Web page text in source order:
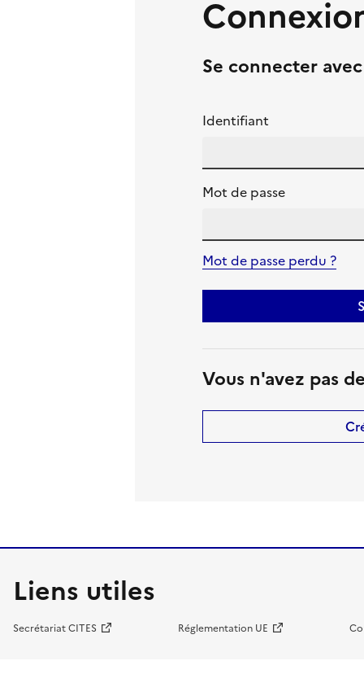
Se connecter
Identifiant
Mot de passe
Mot de passe perdu ?
Vous n'avez pas
Liens utiles
Secrétariat CITES Réglementation UE